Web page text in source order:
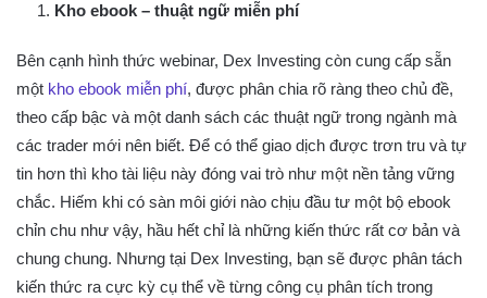
Kho ebook – thuật ngữ miễn phí
Bên cạnh hình thức webinar, Dex Investing còn cung cấp sẵn
một kho ebook miễn phí, được phân chia rõ ràng theo chủ đề,
theo cấp bậc và một danh sách các thuật ngữ trong ngành mà
các trader mới nên biết. Để có thể giao dịch được trơn tru và tự
tin hơn thì kho tài liệu này đóng vai trò như một nền tảng vững
chắc. Hiếm khi có sàn môi giới nào chịu đầu tư một bộ ebook
chỉn chu như vậy, hầu hết chỉ là những kiến thức rất cơ bản và
chung chung. Nhưng tại Dex Investing, bạn sẽ được phân tách
kiến thức ra cực kỳ cụ thể về từng công cụ phân tích trong